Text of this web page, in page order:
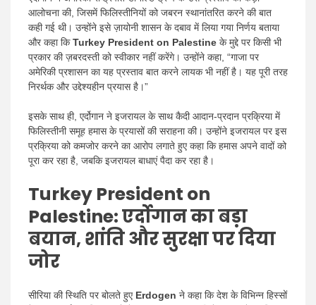
आलोचना की, जिसमें फिलिस्तीनियों को जबरन स्थानांतरित करने की बात
कही गई थी। उन्होंने इसे ज़ायोनी शासन के दबाव में लिया गया निर्णय बताया
और कहा किTurkey President on Palestine के मुद्दे पर किसी भी
प्रकार की ज़बरदस्ती को स्वीकार नहीं करेंगे। उन्होंने कहा, “गाजा पर
अमेरिकी प्रशासन का यह प्रस्ताव बात करने लायक भी नहीं है। यह पूरी तरह
निरर्थक और उद्देश्यहीन प्रयास है।”
इसके साथ ही, एर्दोगान ने इजरायल के साथ कैदी आदान-प्रदान प्रक्रिया में
फिलिस्तीनी समूह हमास के प्रयासों की सराहना की। उन्होंने इजरायल पर इस
प्रक्रिया को कमजोर करने का आरोप लगाते हुए कहा कि हमास अपने वादों को
पूरा कर रहा है, जबकि इजरायल बाधाएं पैदा कर रहा है।
Turkey President on
Palestine: एर्दोगान का बड़ा
बयान, शांति और सुरक्षा पर दिया
जोर
सीरिया की स्थिति पर बोलते हुए Erdogen ने कहा कि देश के विभिन्न हिस्सों